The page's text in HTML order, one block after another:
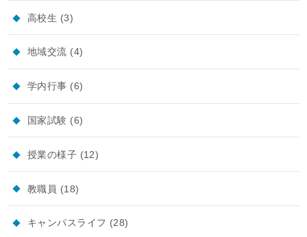
高校生 (3)
地域交流 (4)
学内行事 (6)
国家試験 (6)
授業の様子 (12)
教職員 (18)
キャンパスライフ (28)